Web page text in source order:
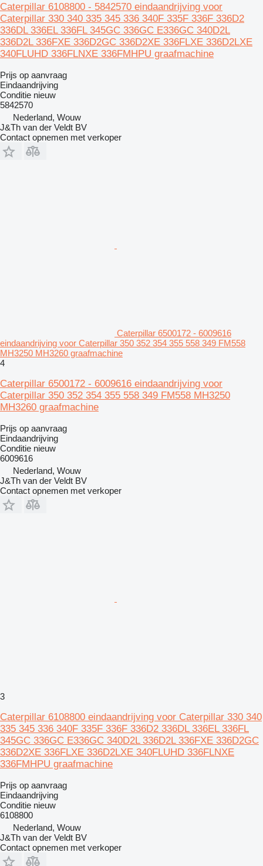
Caterpillar 6108800 - 5842570 eindaandrijving voor
Caterpillar 330 340 335 345 336 340F 335F 336F 336D2
336DL 336EL 336FL 345GC 336GC E336GC 340D2L
336D2L 336FXE 336D2GC 336D2XE 336FLXE 336D2LXE
340FLUHD 336FLNXE 336FMHPU graafmachine
Prijs op aanvraag
Eindaandrijving
Conditie nieuw
5842570
Nederland, Wouw
J&Th van der Veldt BV
Contact opnemen met verkoper
Caterpillar 6500172 - 6009616
eindaandrijving voor Caterpillar 350 352 354 355 558 349 FM558
MH3250 MH3260 graafmachine
4
Caterpillar 6500172 - 6009616 eindaandrijving voor
Caterpillar 350 352 354 355 558 349 FM558 MH3250
MH3260 graafmachine
Prijs op aanvraag
Eindaandrijving
Conditie nieuw
6009616
Nederland, Wouw
J&Th van der Veldt BV
Contact opnemen met verkoper
3
Caterpillar 6108800 eindaandrijving voor Caterpillar 330 340
335 345 336 340F 335F 336F 336D2 336DL 336EL 336FL
345GC 336GC E336GC 340D2L 336D2L 336FXE 336D2GC
336D2XE 336FLXE 336D2LXE 340FLUHD 336FLNXE
336FMHPU graafmachine
Prijs op aanvraag
Eindaandrijving
Conditie nieuw
6108800
Nederland, Wouw
J&Th van der Veldt BV
Contact opnemen met verkoper